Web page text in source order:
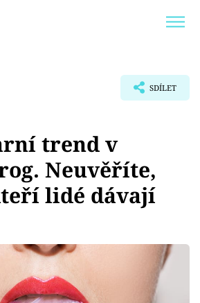
SDÍLET
trend v
Neuvěříte,
lidé dávají